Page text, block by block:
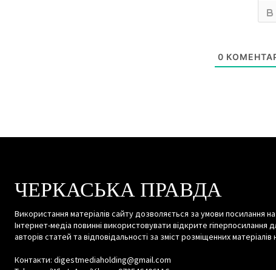
0
ЧЕРКАСЬКА ПРАВДА
Використання матеріалів сайту дозволяється за умови посилання
Інтернет-медіа повинні використовувати відкрите
авторів статей та відповідальності за зміст розміщенних матеріалів
Контакти: digestmediaholding@gmail.com